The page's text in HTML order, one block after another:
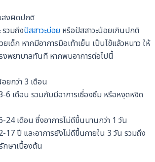
สงผิดปกติ
รวมถึงปัสสาวะบ่อยหรือปัสสาวะน้อยเกินปกติ
ด็ก หากมีอาการมือเท้าเย็น เป็นไข้แล้วหนาว ให้
พยาบาลทันที หากพบอาการต่อไปนี้
ยกว่า 3 เดือน
6 เดือน รวมกับมีอาการเซื่องซึม หรือหงุดหงิด
24 เดือน ซึ่งอาการไม่ดีขึ้นนานกว่า 1 วัน
17 ปี และอาการยังไม่ดีขึ้นภายใน 3 วัน รวมถึง
ษาเบื้องต้น